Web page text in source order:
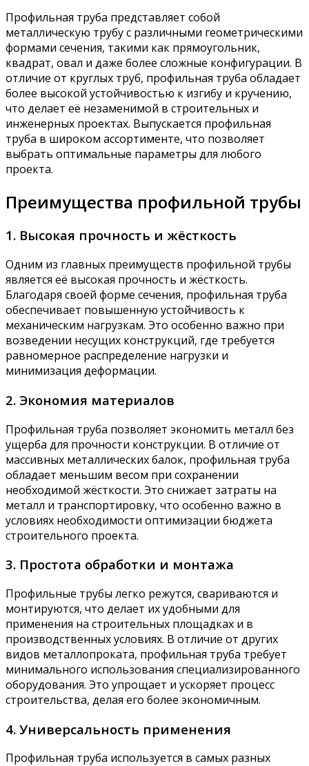
Профильная труба представляет собой
металлическую трубу с различными геометрическими
формами сечения, такими как прямоугольник,
квадрат, овал и даже более сложные конфигурации. В
отличие от круглых труб, профильная труба обладает
более высокой устойчивостью к изгибу и кручению,
что делает её незаменимой в строительных и
инженерных проектах. Выпускается профильная
труба в широком ассортименте, что позволяет
выбрать оптимальные параметры для любого
проекта.
Преимущества профильной трубы
1. Высокая прочность и жёсткость
Одним из главных преимуществ профильной трубы
является её высокая прочность и жёсткость.
Благодаря своей форме сечения, профильная труба
обеспечивает повышенную устойчивость к
механическим нагрузкам. Это особенно важно при
возведении несущих конструкций, где требуется
равномерное распределение нагрузки и
минимизация деформации.
2. Экономия материалов
Профильная труба позволяет экономить металл без
ущерба для прочности конструкции. В отличие от
массивных металлических балок, профильная труба
обладает меньшим весом при сохранении
необходимой жёсткости. Это снижает затраты на
металл и транспортировку, что особенно важно в
условиях необходимости оптимизации бюджета
строительного проекта.
3. Простота обработки и монтажа
Профильные трубы легко режутся, свариваются и
монтируются, что делает их удобными для
применения на строительных площадках и в
производственных условиях. В отличие от других
видов металлопроката, профильная труба требует
минимального использования специализированного
оборудования. Это упрощает и ускоряет процесс
строительства, делая его более экономичным.
4. Универсальность применения
Профильная труба используется в самых разных